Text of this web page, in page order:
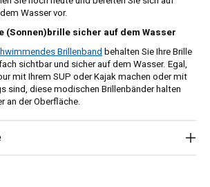
Wasser vor.
(Sonnen)brille sicher auf dem Wasser
Brillenbandbehalten Sie Ihre Brille
sichtbar und sicher auf dem Wasser. Egal,
mit Ihrem SUP oder Kajak machen oder mit
sind, diese modischen Brillenbänder halten
an der Oberfläche.